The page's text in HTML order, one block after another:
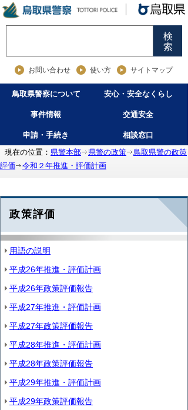
検
索
お問い合わせ 使い方 サイトマップ
鳥取県警察について 安心・安全なくらし
事件情報 交通安全
申請・手続き
相談窓口
現在の位置： 県警本部 県警の政策
鳥取県警の政策
評価
令和２年推進・評価計画
政策評価
用語の説明
平成26年推進・評価計画
平成26年政策評価報告
平成27年推進・評価計画
平成27年政策評価報告
平成28年推進・評価計画
平成28年政策評価報告
平成29年推進・評価計画
平成29年政策評価報告